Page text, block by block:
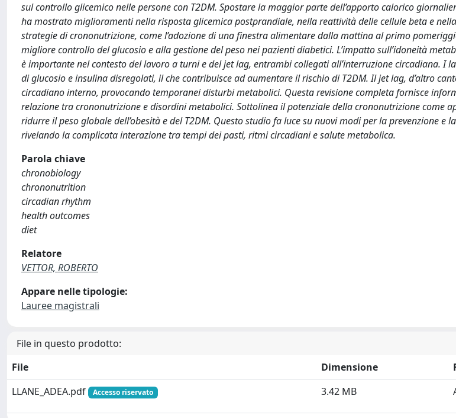
sul controllo glicemico nelle persone con T2DM. Spostare la maggior parte dell’apporto calorico
ha mostrato miglioramenti nella risposta glicemica postprandiale, nella reattività delle cellule beta e
strategie di crononutrizione, come l’adozione di una finestra alimentare dalla mattina al primo
migliore controllo del glucosio e alla gestione del peso nei pazienti diabetici. L’impatto sull’idoneità
è importante nel contesto del lavoro a turni e del jet lag, entrambi collegati all’interruzione circadiana. I
di glucosio e insulina disregolati, il che contribuisce ad aumentare il rischio di T2DM. Il jet lag, d’altro
circadiano interno, provocando temporanei disturbi metabolici. Questa revisione completa fornisce
relazione tra crononutrizione e disordini metabolici. Sottolinea il potenziale della crononutrizione come
ridurre il peso globale dell’obesità e del T2DM. Questo studio fa luce su nuovi modi per la prevenzione e
rivelando la complicata interazione tra tempi dei pasti, ritmi circadiani e salute metabolica.
Parola chiave
chronobiology
chrononutrition
circadian rhythm
health outcomes
diet
Relatore
VETTOR, ROBERTO
Appare nelle tipologie:
Lauree magistrali
File in questo prodotto:
File
Dimensione
LLANE_ADEA.pdf
Accesso riservato 3.42 MB